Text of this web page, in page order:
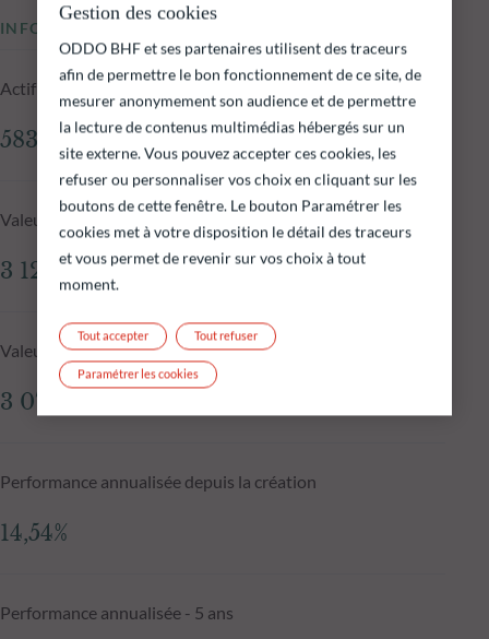
INFORMATIONS CLÉS
Actif net du fonds au 04.08.2026
583,81 M€
Valeur liquidative au 04.08.2026
3 125,88 €
Valeur liquidative J-1
3 070,32 €
Performance annualisée depuis la création
14,54%
Performance annualisée - 5 ans
Gestion des cookies
ODDO BHF et ses partenaires utilisent des traceurs
afin de permettre le bon fonctionnement de ce site, de
mesurer anonymement son audience et de permettre
la lecture de contenus multimédias hébergés sur un
site externe. Vous pouvez accepter ces cookies, les
refuser ou personnaliser vos choix en cliquant sur les
boutons de cette fenêtre. Le bouton Paramétrer les
cookies met à votre disposition le détail des traceurs
et vous permet de revenir sur vos choix à tout
moment.
Tout refuser
Tout accepter
Paramétrer les cookies